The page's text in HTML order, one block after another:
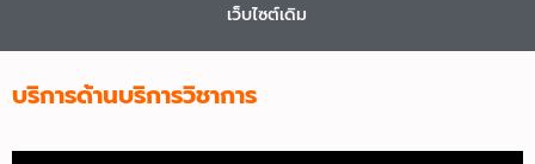
เว็บไซต์เดิม
บริการด้านบริการวิชาการ